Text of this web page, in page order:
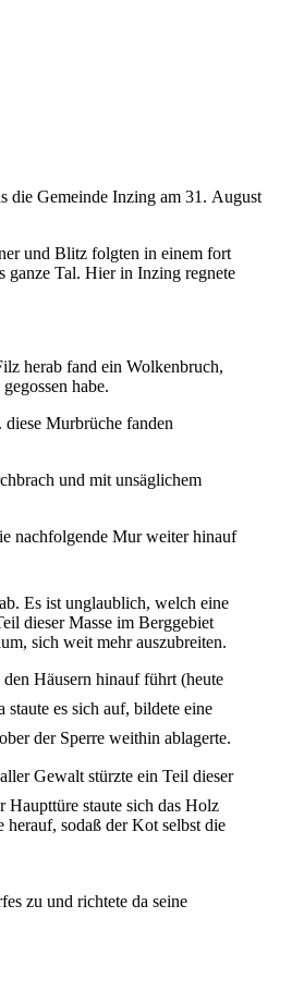
die Gemeinde Inzing am 31. August
und Blitz folgten in einem fort
ganze Tal. Hier in Inzing regnete
herab fand ein Wolkenbruch,
habe.
Murbrüche fanden
und mit unsäglichem
nachfolgende Mur weiter hinauf
Es ist unglaublich, welch eine
dieser Masse im Berggebiet
sich weit mehr auszubreiten.
Häusern hinauf führt (heute
es sich auf, bildete eine
der Sperre weithin ablagerte.
Gewalt stürzte ein Teil dieser
staute sich das Holz
sodaß der Kot selbst die
zu und richtete da seine